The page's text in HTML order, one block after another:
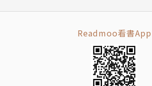
Readmoo看書App